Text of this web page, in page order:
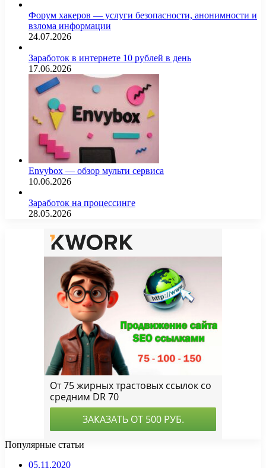
Форум хакеров — услуги безопасности, анонимности и
взлома информации
24.07.2026
Заработок в интернете 10 рублей в день
17.06.2026
Envybox — обзор мульти сервиса
10.06.2026
Заработок на процессинге
28.05.2026
Популярные статьи
05.11.2020